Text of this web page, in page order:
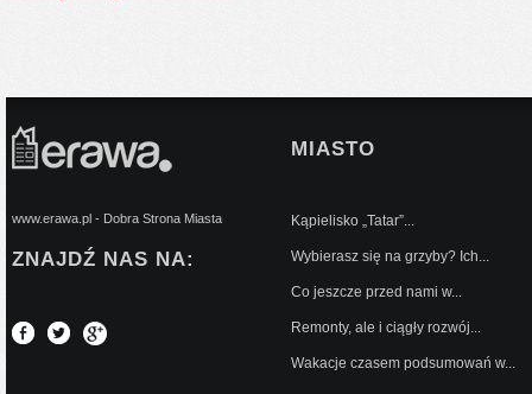
www.erawa.pl - Dobra Strona Miasta
ZNAJDŹ NAS NA:
MIASTO
Kąpielisko „Tatar”...
Wybierasz się na grzyby? Ich...
Co jeszcze przed nami w...
Remonty, ale i ciągły rozwój...
Wakacje czasem podsumowań w...